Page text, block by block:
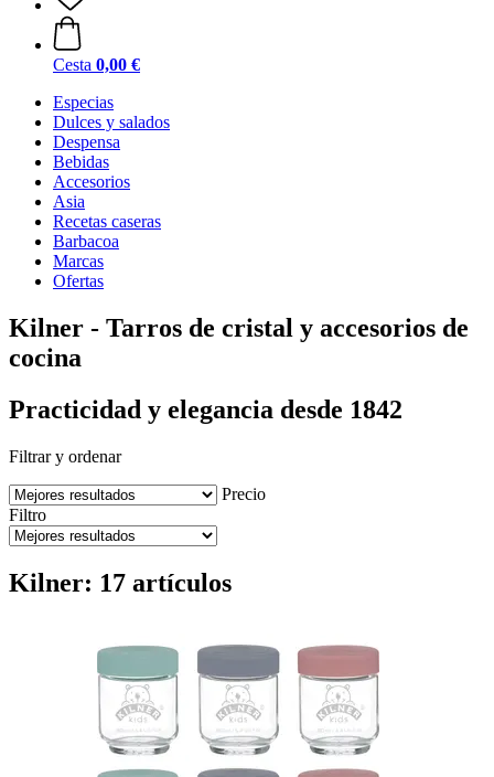
Cesta 0,00 €
Especias
Dulces y salados
Despensa
Bebidas
Accesorios
Asia
Recetas caseras
Barbacoa
Marcas
Ofertas
Kilner - Tarros de cristal y accesorios de
cocina
Practicidad y elegancia desde 1842
Filtrar y ordenar
Precio
Filtro
Kilner: 17 artículos